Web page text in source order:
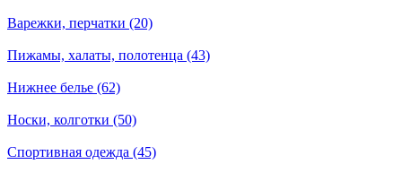
Варежки, перчатки (20)
Пижамы, халаты, полотенца (43)
Нижнее белье (62)
Носки, колготки (50)
Спортивная одежда (45)